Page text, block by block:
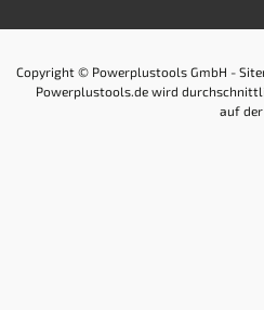
Copyright © Powerplustools GmbH -
Powerplustools.de wird
auf